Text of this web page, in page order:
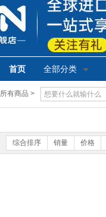
首页 全部分类
所有商品 >
综合排序 销量 价格